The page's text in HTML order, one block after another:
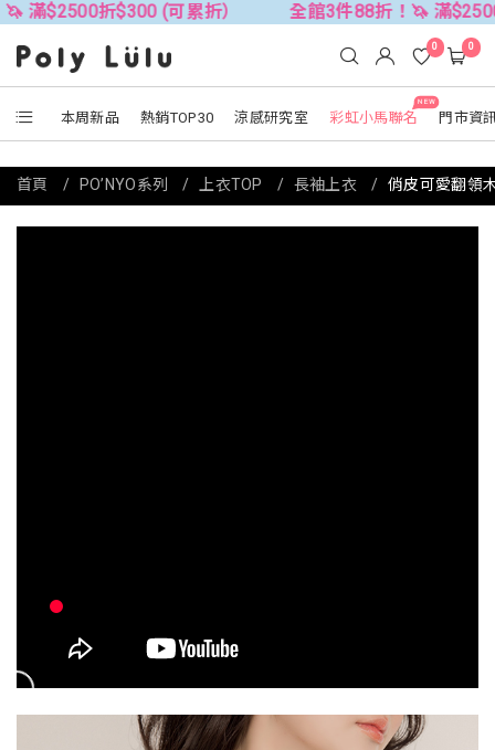
折$300 (可累折） 全館3件88折！🦄 滿$2500折$300 (
本周新品 熱銷TOP30 涼感研究室
NEW
彩虹小馬聯名 門市資
0 0
首頁 PO’NYO系列 上衣TOP 長袖上衣 俏皮可愛翻領